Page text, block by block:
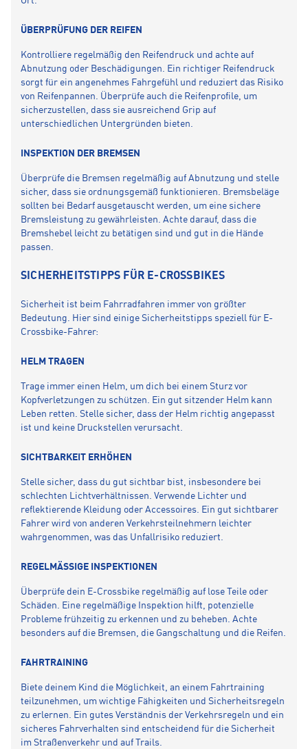
ÜBERPRÜFUNG DER REIFEN
Kontrolliere regelmäßig den Reifendruck und achte auf
Abnutzung oder Beschädigungen. Ein richtiger Reifendruck
sorgt für ein angenehmes Fahrgefühl und reduziert das Risiko
von Reifenpannen. Überprüfe auch die Reifenprofile, um
sicherzustellen, dass sie ausreichend Grip auf
unterschiedlichen Untergründen bieten.
INSPEKTION DER BREMSEN
Überprüfe die Bremsen regelmäßig auf Abnutzung und stelle
sicher, dass sie ordnungsgemäß funktionieren. Bremsbeläge
sollten bei Bedarf ausgetauscht werden, um eine sichere
Bremsleistung zu gewährleisten. Achte darauf, dass die
Bremshebel leicht zu betätigen sind und gut in die Hände
passen.
SICHERHEITSTIPPS FÜR E-CROSSBIKES
Sicherheit ist beim Fahrradfahren immer von größter
Bedeutung. Hier sind einige Sicherheitstipps speziell für E-
Crossbike-Fahrer:
HELM TRAGEN
Trage immer einen Helm, um dich bei einem Sturz vor
Kopfverletzungen zu schützen. Ein gut sitzender Helm kann
Leben retten. Stelle sicher, dass der Helm richtig angepasst
ist und keine Druckstellen verursacht.
SICHTBARKEIT ERHÖHEN
Stelle sicher, dass du gut sichtbar bist, insbesondere bei
schlechten Lichtverhältnissen. Verwende Lichter und
reflektierende Kleidung oder Accessoires. Ein gut sichtbarer
Fahrer wird von anderen Verkehrsteilnehmern leichter
wahrgenommen, was das Unfallrisiko reduziert.
REGELMÄSSIGE INSPEKTIONEN
Überprüfe dein E-Crossbike regelmäßig auf lose Teile oder
Schäden. Eine regelmäßige Inspektion hilft, potenzielle
Probleme frühzeitig zu erkennen und zu beheben. Achte
besonders auf die Bremsen, die Gangschaltung und die Reifen.
FAHRTRAINING
Biete deinem Kind die Möglichkeit, an einem Fahrtraining
teilzunehmen, um wichtige Fähigkeiten und Sicherheitsregeln
zu erlernen. Ein gutes Verständnis der Verkehrsregeln und ein
sicheres Fahrverhalten sind entscheidend für die Sicherheit
im Straßenverkehr und auf Trails.